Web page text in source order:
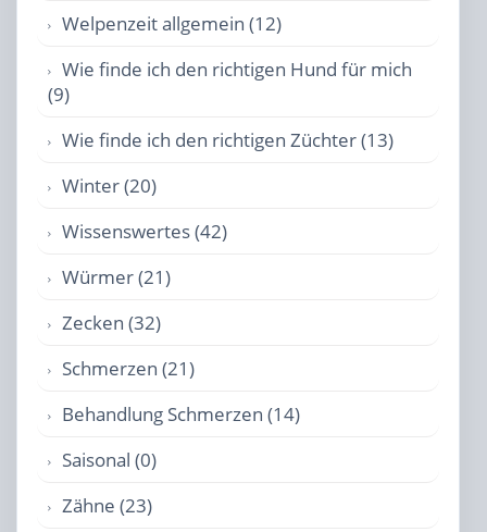
Welpenzeit allgemein (12)
Wie finde ich den richtigen Hund für mich
(9)
Wie finde ich den richtigen Züchter (13)
Winter (20)
Wissenswertes (42)
Würmer (21)
Zecken (32)
Schmerzen (21)
Behandlung Schmerzen (14)
Saisonal (0)
Zähne (23)